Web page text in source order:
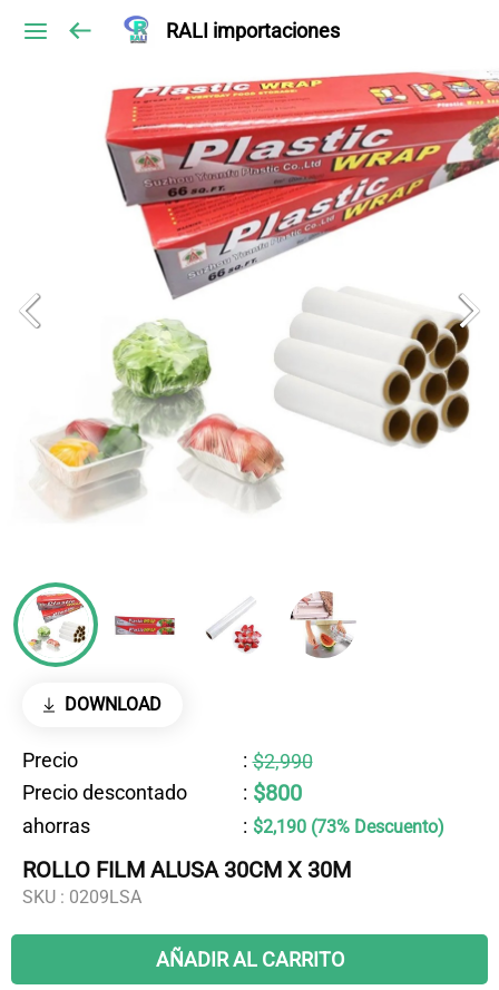
RALI importaciones
DOWNLOAD
Precio : $2,990
Precio descontado
: $800
ahorras : $2,190 (73% Descuento)
ROLLO FILM ALUSA 30CM X 30M
SKU : 0209LSA
AÑADIR AL CARRITO